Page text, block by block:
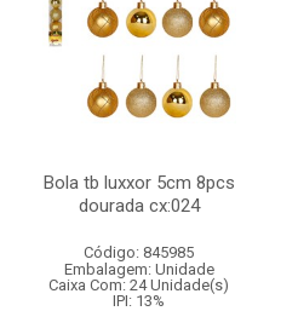
Bola tb luxxor 5cm 8pcs
dourada cx:024
Código: 845985
Embalagem: Unidade
Caixa Com: 24 Unidade(s)
IPI: 13%